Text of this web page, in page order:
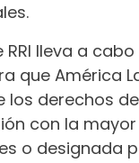
RRI lleva a
que América
los derechos
con la
o designada